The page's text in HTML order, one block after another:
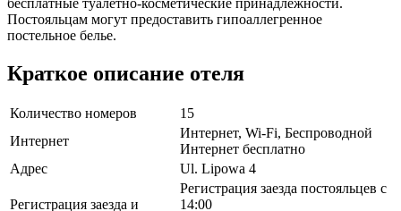
Постояльцам могут предоставить гипоаллегренное
постельное белье.
Краткое описание отеля
Количество номеров
15
Интернет
Интернет, Wi-Fi, Беспроводной
Интернет бесплатно
Адрес
Ul. Lipowa 4
Регистрация заезда и
Регистрация заезда постояльцев с
14:00